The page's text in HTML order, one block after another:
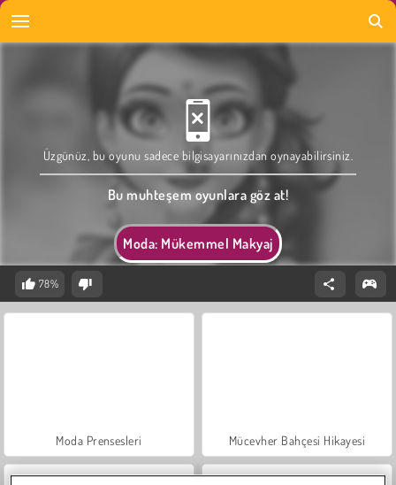
Moda: Mükemmel Makyaj
Üzgünüz, bu oyunu sadece bilgisayarınızdan oynayabilirsiniz.
Bu muhteşem oyunlara göz at!
78%
Moda Prensesleri Mücevher Bahçesi Hikayesi